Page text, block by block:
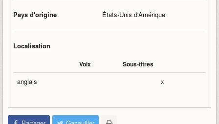
Pays d'origine États-Unis d'Amérique
Localisation
Voix Sous-titres
anglais x